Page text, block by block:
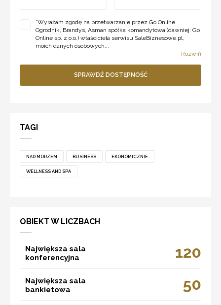
*Wyrażam zgodę na przetwarzanie przez Go Online
Ogrodnik, Brandys, Asman spółka komandytowa (dawniej: Go
Online sp. z o.o.) właściciela serwisu SaleBiznesowe.pl,
moich danych osobowych...
Rozwiń
SPRAWDŹ DOSTĘPNOŚĆ
TAGI
NAD MORZEM BUSINESS EKONOMICZNIE
WELLNESS AND SPA
OBIEKT W LICZBACH
Największa sala
konferencyjna
120
Największa sala
bankietowa
50